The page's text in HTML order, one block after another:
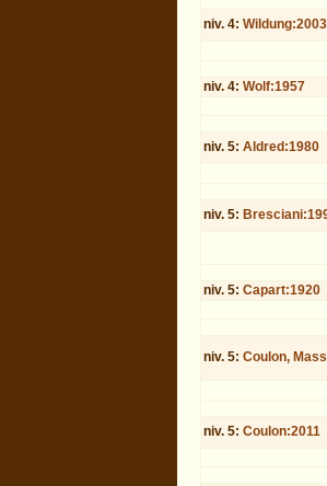
niv. 4:Wildung:2003
niv. 4:Wolf:1957
niv. 5:Aldred:1980
niv. 5:
niv. 5:Capart:1920
niv. 5:Coulon,
niv. 5:Coulon:2011